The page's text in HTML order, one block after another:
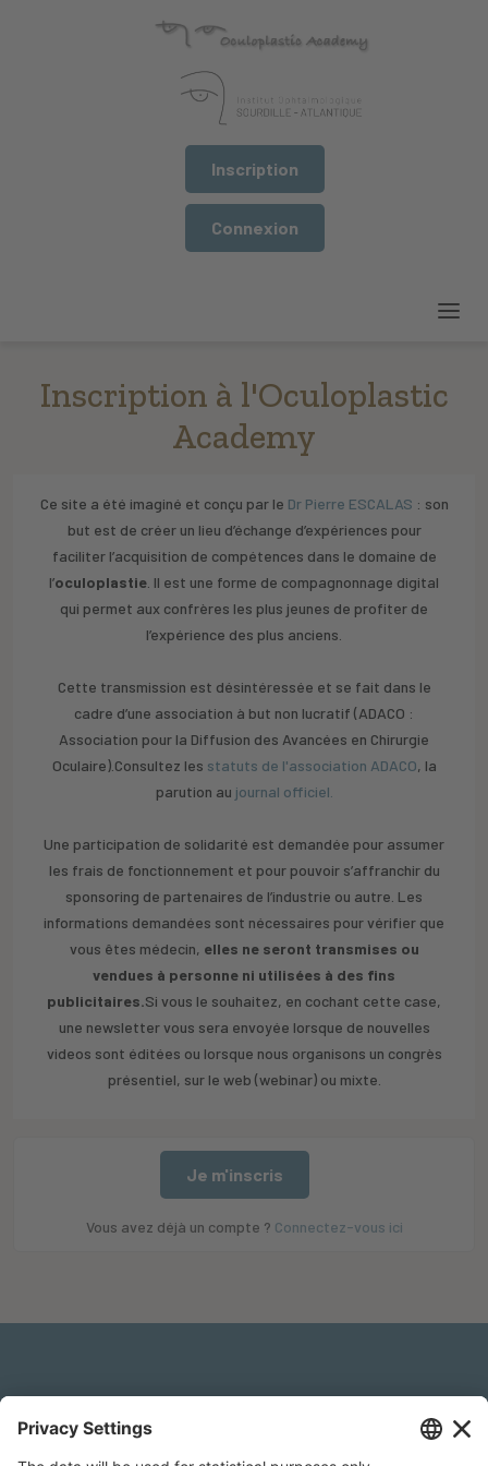
Inscription
Connexion
Inscription à l'Oculoplastic
Academy
Ce site a été imaginé et conçu par le Dr Pierre ESCALAS : son
but est de créer un lieu d’échange d’expériences pour
faciliter l’acquisition de compétences dans le domaine de
l’oculoplastie . Il est une forme de compagnonnage digital
qui permet aux confrères les plus jeunes de profiter de
l’expérience des plus anciens.
Cette transmission est désintéressée et se fait dans le
cadre d’une association à but non lucratif (ADACO :
Association pour la Diffusion des Avancées en Chirurgie
Oculaire).Consultez les statuts de l'association ADACO, la
parution au journal officiel.
Une participation de solidarité est demandée pour assumer
les frais de fonctionnement et pour pouvoir s’affranchir du
sponsoring de partenaires de l’industrie ou autre. Les
informations demandées sont nécessaires pour vérifier que
vous êtes médecin, elles ne seront transmises ou
vendues à personne ni utilisées à des fins
publicitaires.Si vous le souhaitez, en cochant cette case,
une newsletter vous sera envoyée lorsque de nouvelles
videos sont éditées ou lorsque nous organisons un congrès
présentiel, sur le web (webinar) ou mixte.
Je m'inscris
Vous avez déjà un compte ? Connectez-vous ici